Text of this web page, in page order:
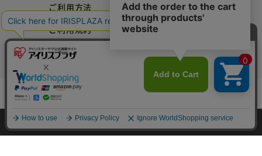
ご利用方法
ご利用規約
コーポレートサイト
Copyright © 2001 IRISPLAZA. ALL Rights Reserved.
HOME
探す ログイン お気に入り お知らせ